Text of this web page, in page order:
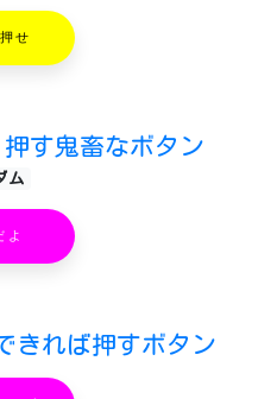
せ
す鬼畜なボタン
ム
よ
きれば押すボタン